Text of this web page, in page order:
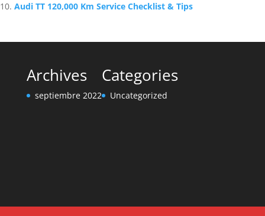
Audi TT 120,000 Km Service Checklist & Tips
Archives
septiembre 2022
Categories
Uncategorized